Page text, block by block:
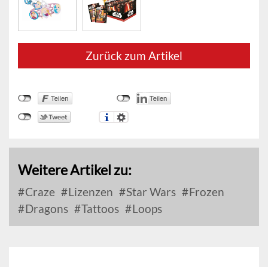
Zurück zum Artikel
Weitere Artikel zu:
Craze Lizenzen Star Wars
Frozen
Dragons
Tattoos Loops